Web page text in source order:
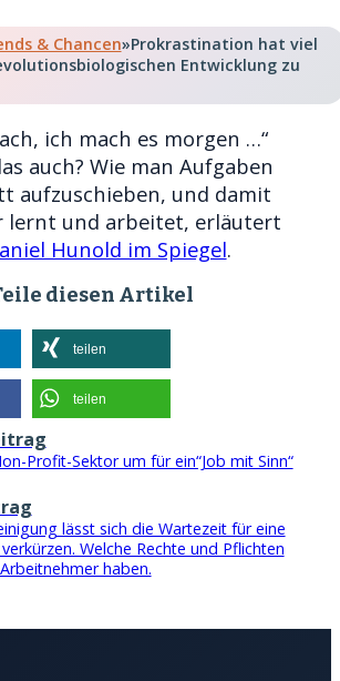
& Chancen»Prokrastination hat viel
Entwicklung zu
ich mach es morgen …“
auch? Wie man Aufgaben
aufzuschieben, und damit
lernt und arbeitet, erläutert
Hunold im Spiegel.
diesen Artikel
teilen
teilen
Profit-Sektor um für ein“Job mit Sinn“
lässt sich die Wartezeit für eine
Welche Rechte und Pflichten
haben.